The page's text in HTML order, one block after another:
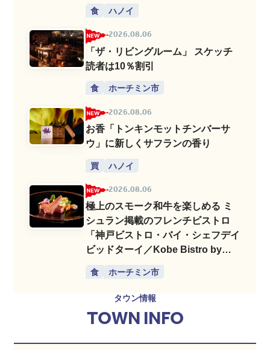
食 ハノイ
2026.08.06
「ザ・リビングルーム」 スケッチ
読者は10％割引
食 ホーチミン市
2026.08.06
お香「トンキンモットチンバーサ
ウ」に新しくサフランの香り
買 ハノイ
2026.08.06
極上のスモーク和牛を楽しめる ミ
シュラン掲載のフレンチビストロ
「神戸ビストロ・バイ・シェフデイ
ビッドターイ／Kobe Bistro by
食 ホーチミン市
タウン情報
TOWN INFO